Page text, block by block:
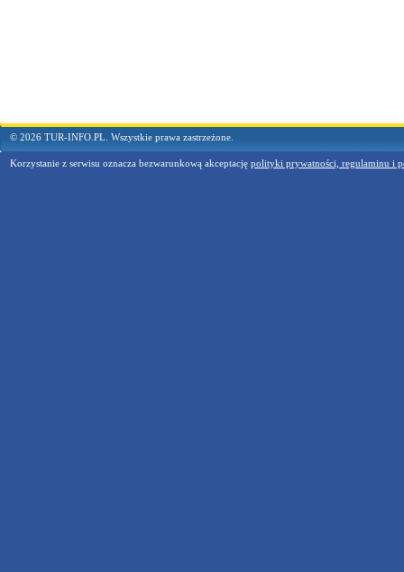
© 2026 TUR-INFO.PL. Wszystkie prawa zastrzeżone.
Korzystanie z serwisu oznacza bezwarunkową akceptację polityki prywatności, regulaminu i